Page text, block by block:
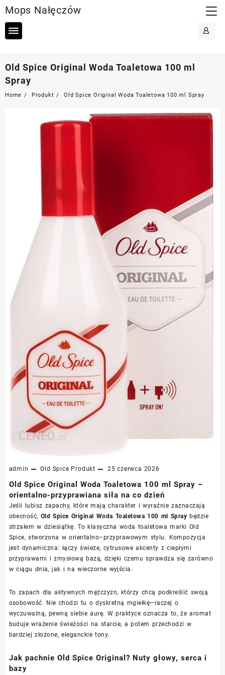
to
content
Mops Nałęczów
Old Spice Original Woda Toaletowa 100 ml
Spray
Home Produkt Old Spice Original Woda Toaletowa 100 ml Spray
admin Old Spice Produkt 25 czerwca 2026
Old Spice Original Woda Toaletowa 100 ml Spray –
orientalno-przyprawiana siła na co dzień
Jeśli lubisz zapachy, które mają charakter i wyraźnie zaznaczają
obecność, Old Spice Original Woda Toaletowa 100 ml Spray będzie
strzałem w dziesiątkę. To klasyczna woda toaletowa marki Old
Spice, stworzona w orientalno–przyprawowym stylu. Kompozycja
jest dynamiczna: łączy świeże, cytrusowe akcenty z ciepłymi
przyprawami i zmysłową bazą, dzięki czemu sprawdza się zarówno
w ciągu dnia, jak i na wieczorne wyjścia.
To zapach dla aktywnych mężczyzn, którzy chcą podkreślić swoją
osobowość. Nie chodzi tu o dyskretną mgiełkę—raczej o
wyczuwalną, pewną siebie aurę. W praktyce oznacza to, że aromat
buduje wrażenie świeżości na starcie, a potem przechodzi w
bardziej złożone, eleganckie tony.
Jak pachnie Old Spice Original? Nuty głowy, serca i
bazy